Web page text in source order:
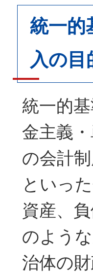
統一的
入の目
統一的
金主義
の会計
といっ
資産、
のよう
治体の